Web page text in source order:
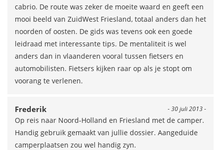
cabrio. De route was zeker de moeite waard en geeft een
mooi beeld van ZuidWest Friesland, totaal anders dan het
noorden of oosten. De gids was tevens ook een goede
leidraad met interessante tips. De mentaliteit is wel
anders dan in vlaanderen vooral tussen fietsers en
automobilisten. Fietsers kijken raar op als je stopt om
voorang te verlenen.
- 30 juli 2013 -
Frederik
Op reis naar Noord-Holland en Friesland met de camper.
Handig gebruik gemaakt van jullie dossier. Aangeduide
camperplaatsen zou wel handig zyn.